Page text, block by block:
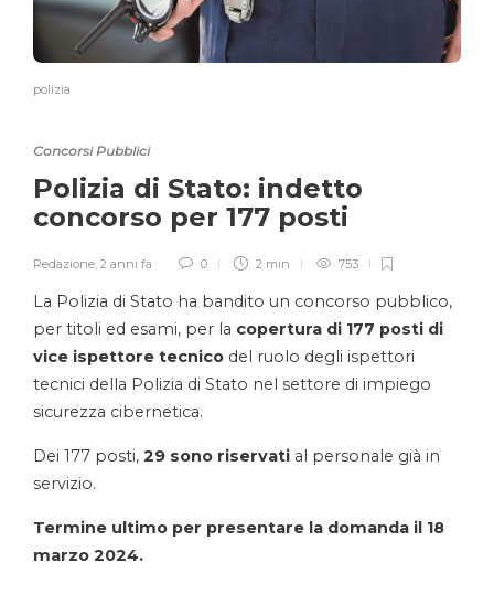
polizia
Concorsi Pubblici
Polizia di Stato: indetto
concorso per 177 posti
Redazione, 2 anni fa 0 2 min 753
La Polizia di Stato ha bandito un concorso pubblico,
per titoli ed esami, per la copertura di 177 posti di
vice ispettore tecnico del ruolo degli ispettori
tecnici della Polizia di Stato nel settore di impiego
sicurezza cibernetica.
Dei 177 posti, 29 sono riservati al personale già in
servizio.
Termine ultimo per presentare la domanda il 18
marzo 2024.